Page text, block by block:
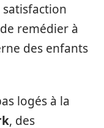
remédier à
des enfants
logés à la
, des